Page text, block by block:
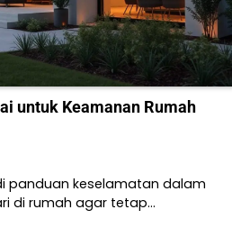
untuk Keamanan Rumah
panduan keselamatan dalam
di rumah agar tetap…